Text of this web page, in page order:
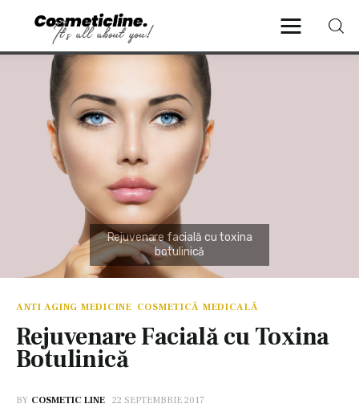
CosmeticLine.
Frumusețe & Sănătate
Beauty & LifeStyle
Cosmetică Medicală
Anti Aging Medicine
ANTI AGING MEDICINE COSMETICĂ MEDICALĂ
Rejuvenare Facială cu Toxina
Botulinică
BY COSMETIC LINE 22 SEPTEMBRIE 2017